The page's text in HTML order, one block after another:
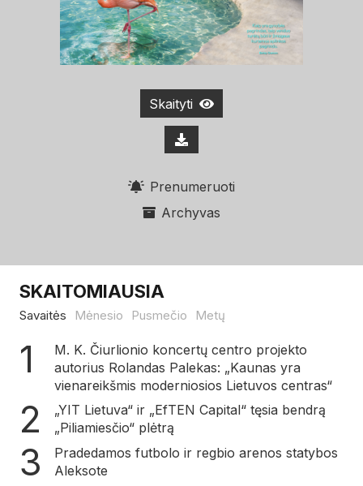
Skaityti
Prenumeruoti
Archyvas
SKAITOMIAUSIA
Savaitės Mėnesio Pusmečio Metų
M. K. Čiurlionio koncertų centro projekto
autorius Rolandas Palekas: „Kaunas yra
vienareikšmis moderniosios Lietuvos centras“
„YIT Lietuva“ ir „EfTEN Capital“ tęsia bendrą
„Piliamiesčio“ plėtrą
Pradedamos futbolo ir regbio arenos statybos
Aleksote